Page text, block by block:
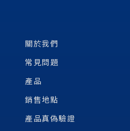
關於我們
常見問題
產品
銷售地點
產品真偽驗證